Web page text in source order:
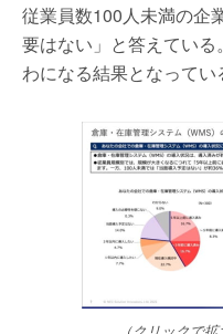
従業員数100人未満の企
要はない」と答えてい
わになる結果となってい